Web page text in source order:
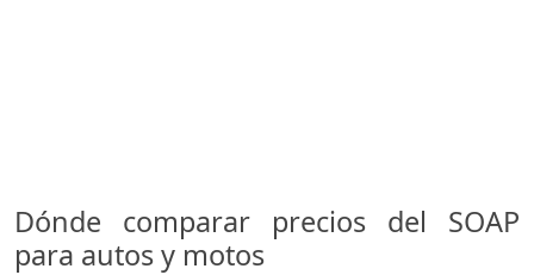
Dónde comparar precios del SOAP
para autos y motos